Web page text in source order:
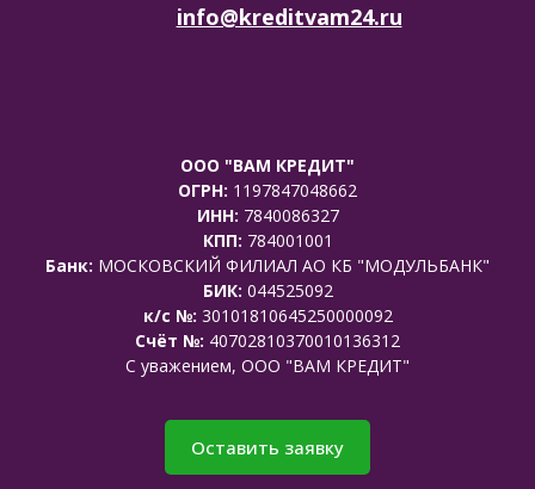
info@kreditvam24.ru
ООО "ВАМ КРЕДИТ"
ОГРН: 1197847048662
ИНН: 7840086327
КПП: 784001001
Банк: МОСКОВСКИЙ ФИЛИАЛ АО КБ "МОДУЛЬБАНК"
БИК: 044525092
к/с №: 30101810645250000092
Счёт №: 40702810370010136312
C уважением, ООО "ВАМ КРЕДИТ"
Оставить заявку